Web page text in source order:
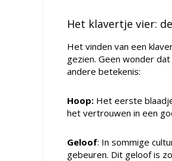
Het klavertje vier:
Het vinden van een
gezien. Geen wonder
andere betekenis:
Hoop: Het eerste
het vertrouwen in een
Geloof: In sommige
gebeuren. Dit geloof is